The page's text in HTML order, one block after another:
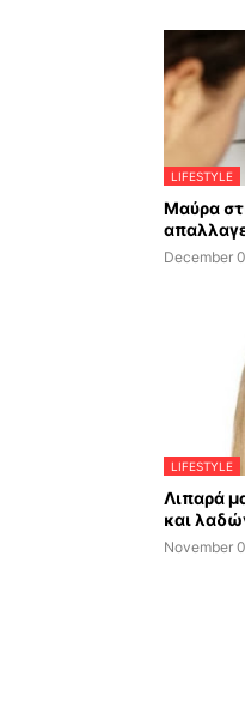
LIFESTYLE
Μαύρα
December
LIFESTYLE
Λιπαρά
και
November